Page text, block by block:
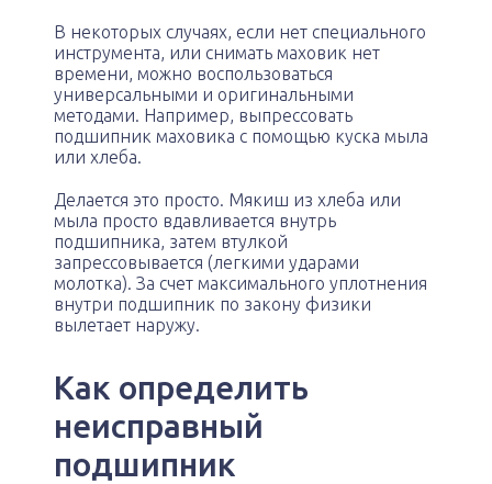
В некоторых случаях, если нет специального
инструмента, или снимать маховик нет
времени, можно воспользоваться
универсальными и оригинальными
методами. Например, выпрессовать
подшипник маховика с помощью куска мыла
или хлеба.
Делается это просто. Мякиш из хлеба или
мыла просто вдавливается внутрь
подшипника, затем втулкой
запрессовывается (легкими ударами
молотка). За счет максимального уплотнения
внутри подшипник по закону физики
вылетает наружу.
Как определить
неисправный
подшипник